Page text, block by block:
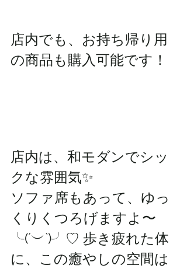
店内でも、お持ち帰り用
の商品も購入可能です！
店内は、和モダンでシッ
クな雰囲気✨
ソファ席もあって、ゆっ
くりくつろげますよ〜
╰(´︶`)╯♡ 歩き疲れた体
に、この癒やしの空間は